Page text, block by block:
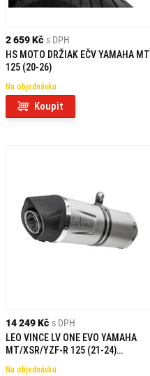
2 659 Kč s DPH
HS MOTO DRŽIAK EČV YAMAHA MT
125 (20-26)
Na objednávku
Koupit
14 249 Kč s DPH
LEO VINCE LV ONE EVO YAMAHA
MT/XSR/YZF-R 125 (21-24)
Na objednávku